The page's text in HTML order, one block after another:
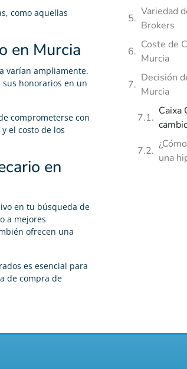
como aquellas
en Murcia
varían ampliamente.
honorarios en un
comprometerse con
el costo de los
en
en tu búsqueda de
a mejores
ofrecen una
es esencial para
de compra de
Variedad
Brokers
Coste de
Murcia
Decisión
Murcia
Caixa
una